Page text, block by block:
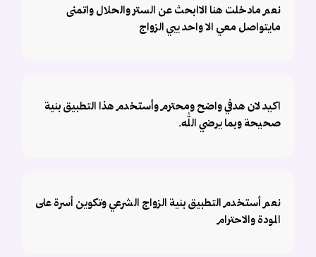
نعم مادخلت هنا الاابحث عن الستر والحلال واتمنى
مايتواصل معي الا واحد يبي الزواج
اكيد لان هدفي واضح ومحترم وأستخدم هذا التطبيق بنية
صحيحة وبما يرضي الله.
نعم أستخدم التطبيق بنية الزواج الشرعي وتكوين أسرة على
المودة والاحترام